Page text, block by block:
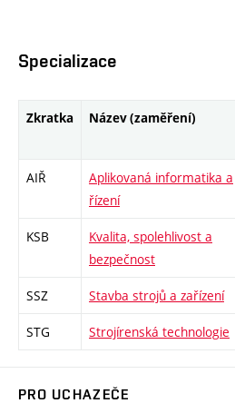
Specializace
Zkratka Název (zaměření)
AIŘ
Aplikovaná informatika a
řízení
KSB
Kvalita, spolehlivost a
bezpečnost
SSZ Stavba strojů a zařízení
STG Strojírenská technologie
PRO UCHAZEČE